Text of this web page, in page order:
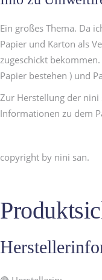
Ein großes Thema. Da
Papier und Karton als
zugeschickt
Papier bestehen ) und
Zur Herstellung der nini
Informationen zu dem
copyright by nini san.